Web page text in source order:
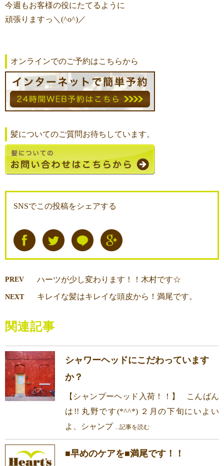
今週もお客様の役にたてるように
頑張りますっ＼(^o^)／
オンラインでのご予約はこちらから
髪についてのご質問お待ちしています。
SNSでこの投稿をシェアする
PREV ハーツが少し変わります！！木村です☆
NEXT キレイな髪はキレイな頭皮から！満尾です。
関連記事
シャワーヘッドにこだわっています
か？
【シャンプーヘッド入荷！！】 こんばん
は!! 丸野です(*^^*) ２月の下旬にいよい
よ、シャンプ ...記事を読む
■早めのケアを■満尾です！！